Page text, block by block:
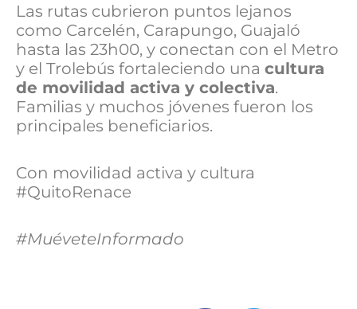
Las rutas cubrieron puntos lejanos
como Carcelén, Carapungo, Guajaló
hasta las 23h00, y conectan con el Metro
y el Trolebús fortaleciendo una cultura
de movilidad activa y colectiva.
Familias y muchos jóvenes fueron los
principales beneficiarios.
Con movilidad activa y cultura
#QuitoRenace
#MuéveteInformado